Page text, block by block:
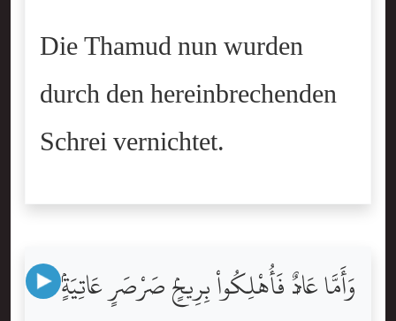
Die Thamud nun wurden
durch den hereinbrechenden
Schrei vernichtet.
وَأَمَّا عَادٌۭ فَأُهْلِكُواْ بِرِيحٍۢ صَرْصَرٍ عَاتِيَةٍۢ